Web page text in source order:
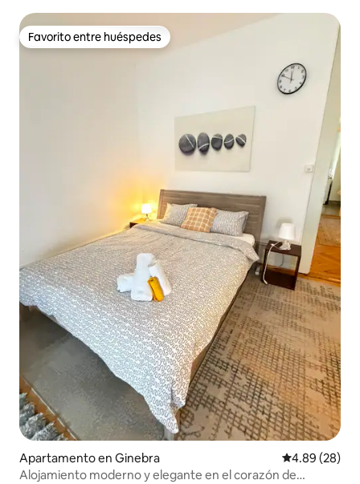
Favorito entre huéspedes
Favorito entre huéspedes
Apartamento en Ginebra Calificación
4.89 (28)
Alojamiento moderno y elegante en el corazón de